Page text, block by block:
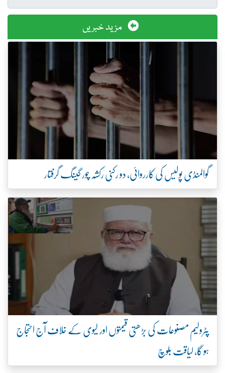
مزید خبریں
گوالمنڈی پولیس کی کارروائی، دو رکنی رکشہ چور گینگ گرفتار
پٹرولیم مصنوعات کی بڑھتی قیمتوں اور لیوی کے خلاف آج احتجاج
ہو گا، لیاقت بلوچ